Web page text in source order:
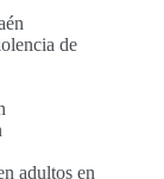
de
adultos en